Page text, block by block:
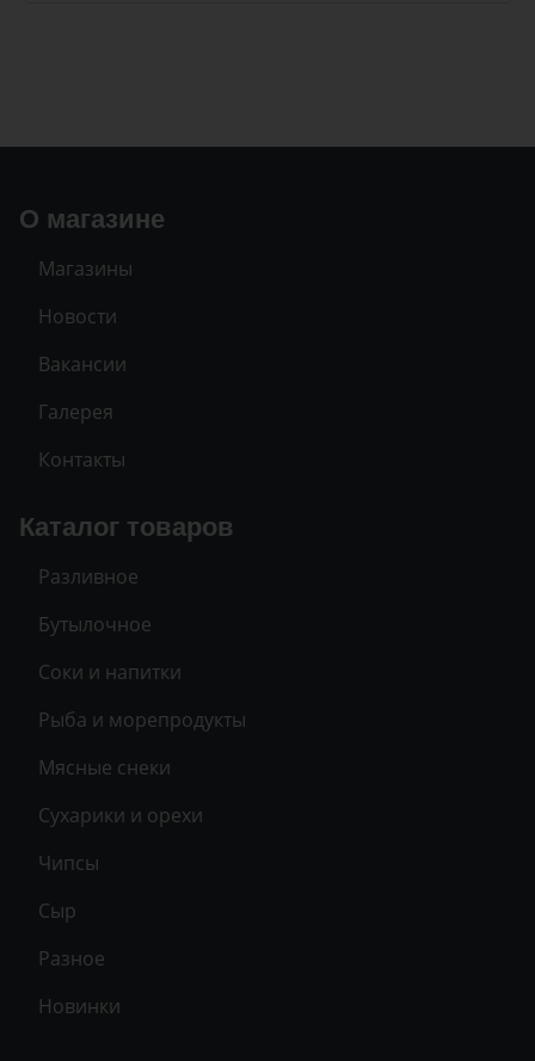
О магазине
Магазины
Новости
Вакансии
Галерея
Контакты
Каталог товаров
Разливное
Бутылочное
Соки и напитки
Рыба и морепродукты
Мясные снеки
Сухарики и орехи
Чипсы
Сыр
Разное
Новинки